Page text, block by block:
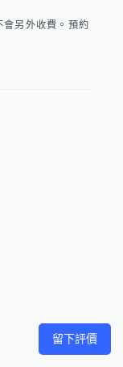
另外收費。預約
air-
留下評價